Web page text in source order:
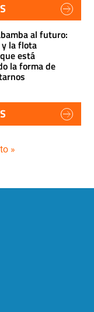
al futuro:
y la flota
está
la forma de
»